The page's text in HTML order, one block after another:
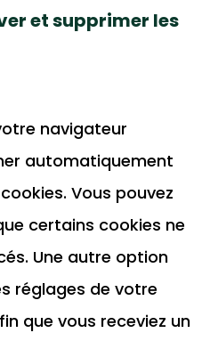
et supprimer les
navigateur
automatiquement
Vous pouvez
certains cookies ne
Une autre option
réglages de votre
que vous receviez un